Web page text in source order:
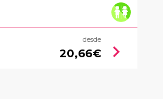
desde
20,66€ chevron_right